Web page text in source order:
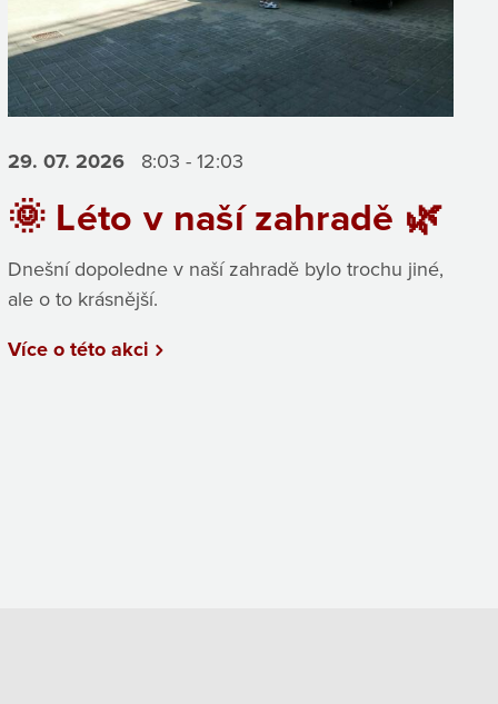
29. 07. 2026 8:03 - 12:03
🌞 Léto v naší zahradě 🌿
Dnešní dopoledne v naší zahradě bylo trochu jiné,
ale o to krásnější.
Více o této akci